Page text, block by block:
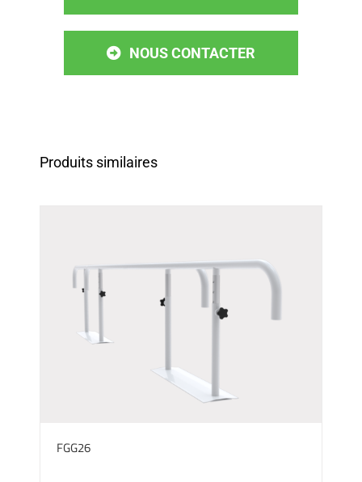
NOUS CONTACTER
Produits similaires
FGG26